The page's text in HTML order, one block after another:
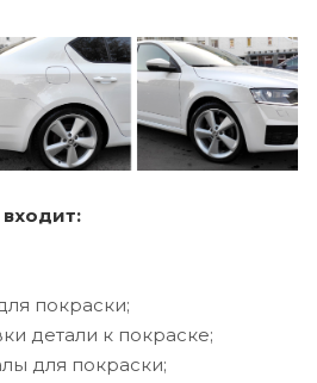
входит:
покраски;
детали к покраске;
для покраски;